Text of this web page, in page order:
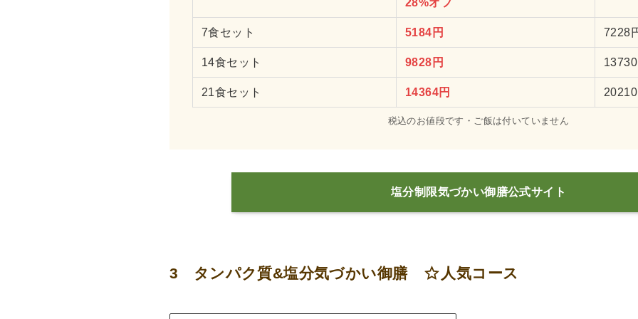
28%オフ
7食セット 5184円 7228
14食セット 9828円 13730
21食セット 14364円 20210
税込のお値段です・ご飯は付いていません
塩分制限気づかい御膳公式サイト
3 タンパク質&塩分気づかい御膳 人気コース